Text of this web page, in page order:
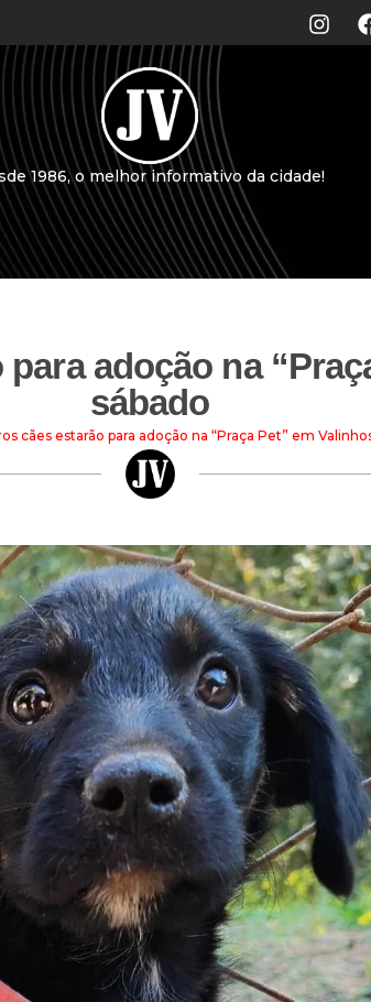
1986, o melhor informativo da cidade!
adoção na
sábado
cães estarão para adoção na “Praça Pet” em